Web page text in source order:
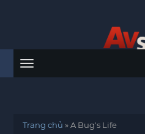
Menu
Trang chủ »A Bug's Life